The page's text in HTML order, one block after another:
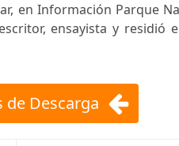
en Información Parque
ensayista y residió
de Descarga